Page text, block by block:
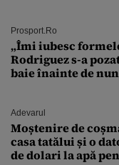
Prosport.ro
„Îmi iubesc
Rodriguez s-a
baie înainte de
Adevarul
Moștenire de
casa tatălui și o
de dolari la apă